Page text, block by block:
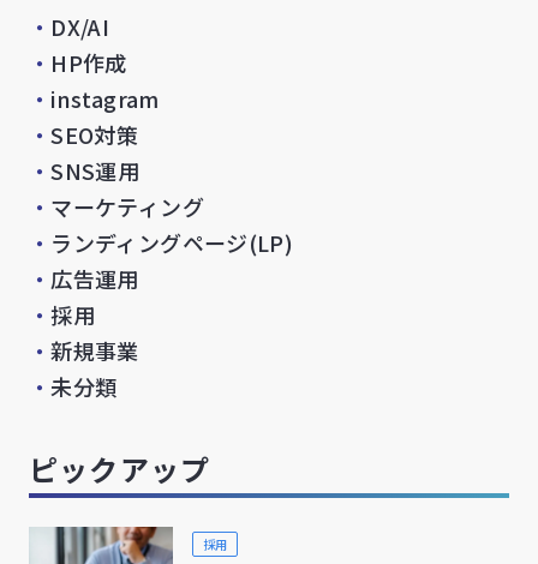
・ DX/AI
・ HP作成
・ instagram
・SEO対策
・SNS運用
・ マーケティング
・ ランディングページ(LP)
・ 広告運用
・採用
・新規事業
・未分類
ピックアップ
採用